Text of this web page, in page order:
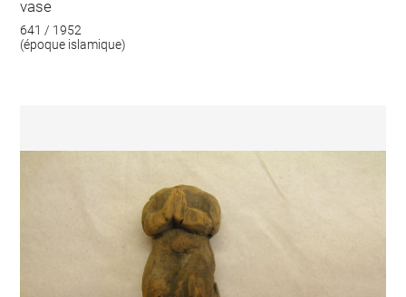
vase
641 / 1952
(époque islamique)